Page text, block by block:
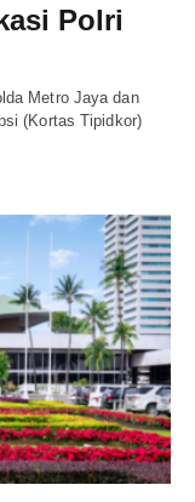
Polri
Metro Jaya dan
(Kortas Tipidkor)